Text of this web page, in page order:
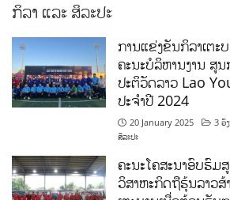
ກິລາ ແລະ ສິລະປະ
ການແຂ່ງຂັນກິລາເຕະ
ຄະນະບໍລິຫານງານ ສູ
ປະຕິວັດລາວ Lao
ປະຈຳປີ 2024
20 January 2025 3 ອົ
ສິລະປະ
ຄະນະໂຄສະນາອົບຮົມ
ວິສາຫະກິດຖືຮຸ້ນລາວ